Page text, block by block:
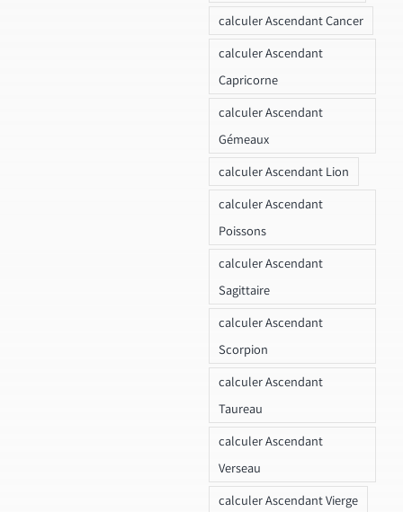
calculer Ascendant Cancer
calculer Ascendant
Capricorne
calculer Ascendant
Gémeaux
calculer Ascendant Lion
calculer Ascendant
Poissons
calculer Ascendant
Sagittaire
calculer Ascendant
Scorpion
calculer Ascendant
Taureau
calculer Ascendant
Verseau
calculer Ascendant Vierge